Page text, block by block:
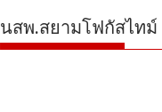
นสพ.สยามโฟกัสไทม์